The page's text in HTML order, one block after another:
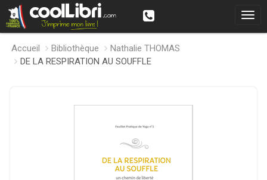
Accueil Bibliothèque
Nathalie THOMAS
DE LA RESPIRATION AU SOUFFLE